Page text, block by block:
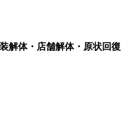
解体・店舗解体・原状回復